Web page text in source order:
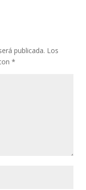
publicada. Los
*